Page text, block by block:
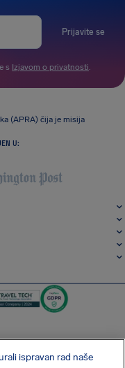
Prijavite se
s Izjavom o privatnosti.
(APRA) čija je misija
U:
ispravan rad naše